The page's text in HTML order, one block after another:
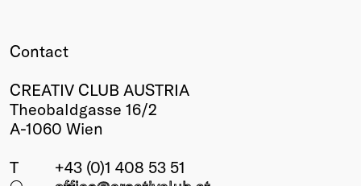
Contact
CREATIV CLUB AUSTRIA
Theobaldgasse 16/2
A-1060 Wien
T
+43 (0)1 408 53 51